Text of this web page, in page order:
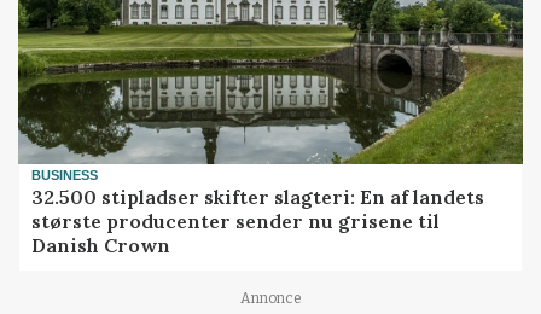
BUSINESS
32.500 stipladser skifter slagteri: En af landets
største producenter sender nu grisene til
Danish Crown
Annonce